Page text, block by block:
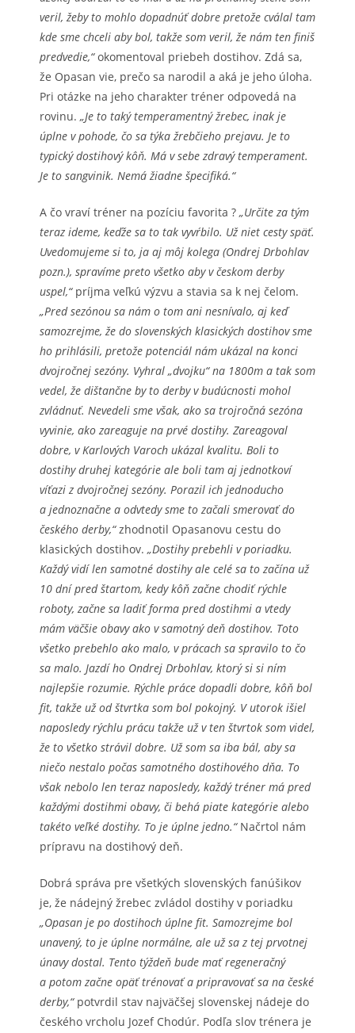
veril, žeby to mohlo dopadnúť dobre pretože cválal tam
kde sme chceli aby bol, takže som veril, že nám ten finiš
predvedie,“okomentoval priebeh dostihov. Zdá sa,
že Opasan vie, prečo sa narodil a aká je jeho úloha.
Pri otázke na jeho charakter tréner odpovedá na
rovinu. „Je to taký temperamentný žrebec, inak je
úplne v pohode, čo sa týka žrebčieho prejavu. Je to
typický dostihový kôň. Má v sebe zdravý temperament.
Je to sangvinik. Nemá žiadne špecifiká.“
A čo vraví tréner na pozíciu favorita ? „Určite za tým
teraz ideme, keďže sa to tak vyvŕbilo. Už niet cesty späť.
Uvedomujeme si to, ja aj môj kolega (Ondrej Drbohlav
pozn.), spravíme preto všetko aby v českom derby
uspel,“príjma veľkú výzvu a stavia sa k nej čelom.
„Pred sezónou sa nám o tom ani nesnívalo, aj keď
samozrejme, že do slovenských klasických dostihov sme
ho prihlásili, pretože potenciál nám ukázal na konci
dvojročnej sezóny. Vyhral „dvojku“ na 1800m a tak som
vedel, že dištančne by to derby v budúcnosti mohol
zvládnuť. Nevedeli sme však, ako sa trojročná sezóna
vyvinie, ako zareaguje na prvé dostihy. Zareagoval
dobre, v Karlových Varoch ukázal kvalitu. Boli to
dostihy druhej kategórie ale boli tam aj jednotkoví
víťazi z dvojročnej sezóny. Porazil ich jednoducho
a jednoznačne a odvtedy sme to začali smerovať do
českého derby,“zhodnotil Opasanovu cestu do
klasických dostihov. „Dostihy prebehli v poriadku.
Každý vidí len samotné dostihy ale celé sa to začína už
10 dní pred štartom, kedy kôň začne chodiť rýchle
roboty, začne sa ladiť forma pred dostihmi a vtedy
mám väčšie obavy ako v samotný deň dostihov. Toto
všetko prebehlo ako malo, v prácach sa spravilo to čo
sa malo. Jazdí ho Ondrej Drbohlav, ktorý si si ním
najlepšie rozumie. Rýchle práce dopadli dobre, kôň bol
fit, takže už od štvrtka som bol pokojný. V utorok išiel
naposledy rýchlu prácu takže už v ten štvrtok som videl,
že to všetko strávil dobre. Už som sa iba bál, aby sa
niečo nestalo počas samotného dostihového dňa. To
však nebolo len teraz naposledy, každý tréner má pred
každými dostihmi obavy, či behá piate kategórie alebo
takéto veľké dostihy. To je úplne jedno.“ Načrtol nám
prípravu na dostihový deň.
Dobrá správa pre všetkých slovenských fanúšikov
je, že nádejný žrebec zvládol dostihy v poriadku
„Opasan je po dostihoch úplne fit. Samozrejme bol
unavený, to je úplne normálne, ale už sa z tej prvotnej
únavy dostal. Tento týždeň bude mať regeneračný
a potom začne opäť trénovať a pripravovať sa na české
derby,“potvrdil stav najväčšej slovenskej nádeje do
českého vrcholu Jozef Chodúr. Podľa slov trénera je